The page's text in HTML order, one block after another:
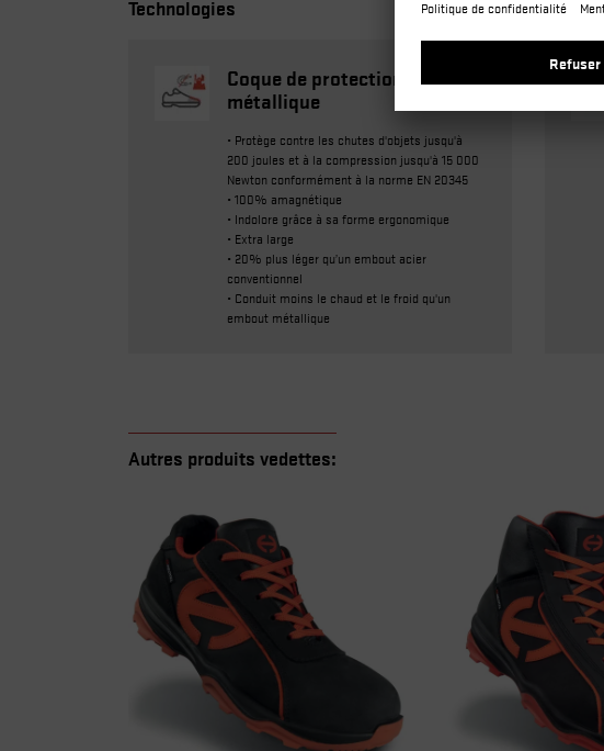
Technologies
Coque de protection non
métallique
• Protège contre les chutes d'objets jusqu'à
200 joules et à la compression jusqu'à 15 000
Newton conformément à la norme EN 20345
• 100% amagnétique
• Indolore grâce à sa forme ergonomique
• Extra large
• 20% plus léger qu’un embout acier
conventionnel
• Conduit moins le chaud et le froid qu'un
embout métallique
Autres produits vedettes: